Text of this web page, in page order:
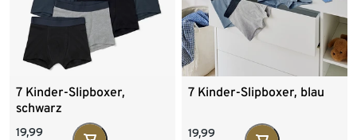
7 Kinder-Slipboxer,
schwarz
19,99
7 Kinder-Slipboxer, blau
19,99